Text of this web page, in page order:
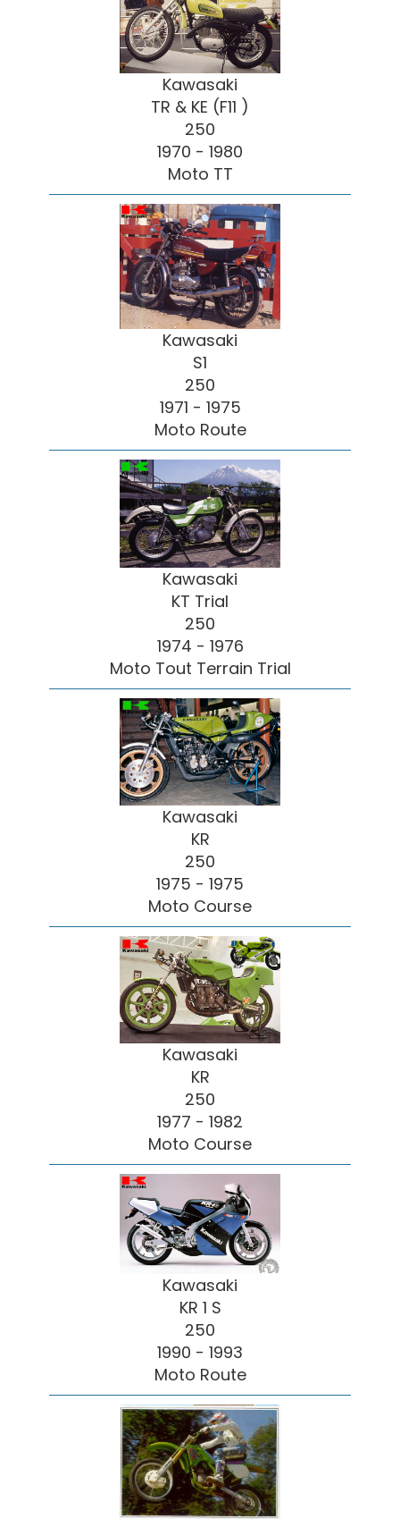
Kawasaki
TR & KE (F11 )
250
1970 - 1980
Moto TT
Kawasaki
S1
250
1971 - 1975
Moto Route
Kawasaki
KT Trial
250
1974 - 1976
Moto Tout Terrain Trial
Kawasaki
KR
250
1975 - 1975
Moto Course
Kawasaki
KR
250
1977 - 1982
Moto Course
Kawasaki
KR 1 S
250
1990 - 1993
Moto Route